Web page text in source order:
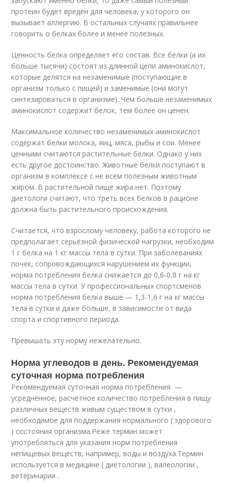
протеин будет вреден для человека, у которого он
вызывает аллергию. В остальных случаях правильнее
говорить о белках более и менее полезных.
Ценность белка определяет его состав. Все белки (а их
больше тысячи) состоят из длинной цепи аминокислот,
которые делятся на незаменимые (поступающие в
организм только с пищей) и заменимые (они могут
синтезироваться в организме). Чем больше незаменимых
аминокислот содержит белок, тем более он ценен.
Максимальное количество незаменимых аминокислот
содержат белки молока, яиц, мяса, рыбы и сои. Менее
ценными считаются растительные белки. Однако у них
есть другое достоинство. Животные белки поступают в
организм в комплексе с не всем полезным животным
жиром. В растительной пище жира нет. Поэтому
диетологи считают, что треть всех белков в рационе
должна быть растительного происхождения.
Считается, что взрослому человеку, работа которого не
предполагает серьёзной физической нагрузки, необходим
1 г белка на 1 кг массы тела в сутки. При заболеваниях
почек, сопровождающихся нарушением их функции,
норма потребления белка снижается до 0,6‑0,8 г на кг
массы тела в сутки. У профессиональных спортсменов
норма потребления белка выше — 1,3-1,6 г на кг массы
тела в сутки и даже больше, в зависимости от вида
спорта и спортивного периода.
Превышать эту норму нежелательно.
Норма углеводов в день. Рекомендуемая
суточная норма потребления
Рекомендуемая суточная норма потребления —
усреднённое, расчётное количество потребления в пищу
различных веществ живым существом в сутки ,
необходимое для поддержания нормального ( здорового
) состояния организма.Реже термин может
употребляться для указания норм потребления
непищевых веществ, например, воды и воздуха.Термин
используется в медицине ( диетологии ), валеологии ,
ветеринарии .